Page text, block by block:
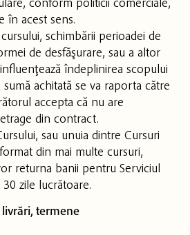
în acest sens.
schimbării perioadei de
de desfăşurare, sau a altor
îndeplinirea scopului
achitată se va raporta către
accepta că nu are
din contract.
sau unuia dintre Cursuri
din mai multe cursuri,
returna banii pentru Serviciul
zile lucrătoare.
termene